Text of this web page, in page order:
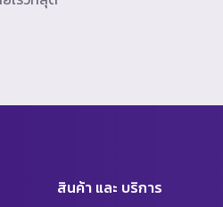
สินค้า และ บริการ